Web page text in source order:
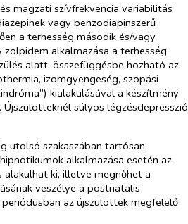
magzati szívfrekvencia variabilitás
vagy benzodiapinszerű
a terhesség második és/vagy
alkalmazása a terhesség
alatt, összefüggésbe hozható az
izomgyengeség, szopási
kialakulásával a készítmény
súlyos légzésdepresszió
utolsó szakaszában tartósan
alkalmazása esetén az
ki, illetve megnőhet a
veszélye a postnatalis
az újszülöttek megfelelő